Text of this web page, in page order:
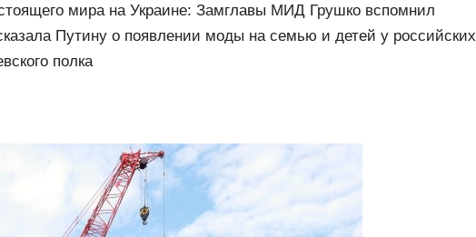
мира на Украине: Замглавы МИД Грушко вспомнил
Миттерана о России
Путину о появлении моды на семью и детей у российских
полка